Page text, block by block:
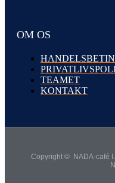
OM OS
TEAMET
KONTAKT
Copyright © NADA-café I